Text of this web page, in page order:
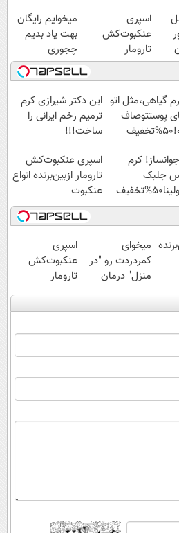
اسپری
عنکبوت‌‌کش
تارومار
ازبین‌برنده انواع
عنکبوت
میخوایم رایگان
بهت یاد بدیم
چجوری
پولدارشی! باور
نداری امتحانش
مجانیه
گیاهی،مثل اتو
پوستتوصاف
این دکتر شیرازی کرم
ترمیم زخم ایرانی را
ساخت!!!
کرم
جلبک
اسپری عنکبوت‌‌کش
تارومار ازبین‌برنده انواع
عنکبوت
میخوای
کمردردت رو "در
منزل" درمان
کنی؟ (◂فیلم +
◂پرسش‌نامه)
اسپری
عنکبوت‌‌کش
تارومار
ازبین‌برنده انواع
عنکبوت